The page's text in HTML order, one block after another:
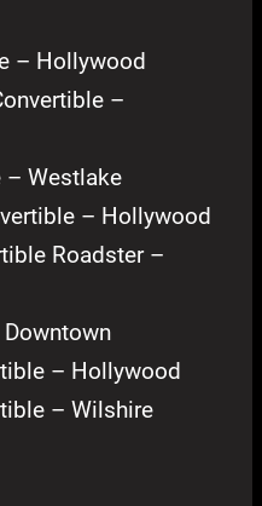
– Hollywood
–
– Westlake
– Hollywood
Roadster –
– Hollywood
– Wilshire